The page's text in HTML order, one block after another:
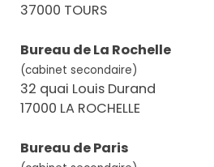
37000 TOURS
Bureau de La Rochelle
(cabinet secondaire)
32 quai Louis Durand
17000 LA ROCHELLE
Bureau de Paris